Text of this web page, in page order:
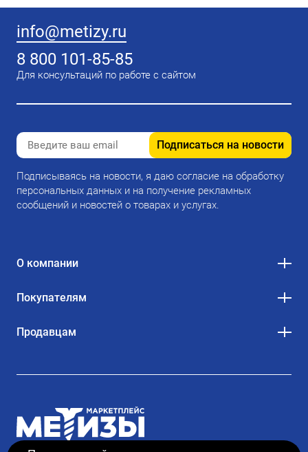
info@metizy.ru
8 800 101-85-85
Для консультаций по работе с сайтом
Подписаться на новости
Подписываясь на новости, я даю согласие на обработку
персональных данных и на получение рекламных
сообщений и новостей о товарах и услугах.
О компании
Покупателям
Продавцам